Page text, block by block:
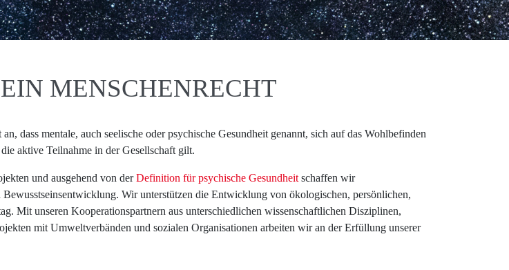
MENSCHENRECHT
an, dass mentale, auch seelische oder psychische Gesundheit genannt, sich auf das Wohlbefinden
aktive Teilnahme in der Gesellschaft gilt.
und ausgehend von derDefinition für psychische Gesundheit schaffen wir
Wir unterstützen die Entwicklung von ökologischen, persönlichen,
Mit unseren Kooperationspartnern aus unterschiedlichen wissenschaftlichen Disziplinen,
mit Umweltverbänden und sozialen Organisationen arbeiten wir an der Erfüllung unserer